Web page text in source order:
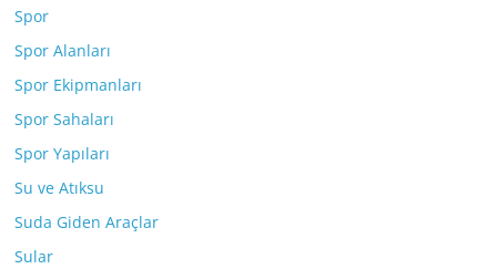
Spor
Spor Alanları
Spor Ekipmanları
Spor Sahaları
Spor Yapıları
Su ve Atıksu
Suda Giden Araçlar
Sular